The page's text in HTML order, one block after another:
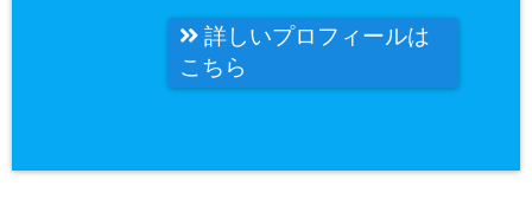
詳しいプロフィールは
こちら